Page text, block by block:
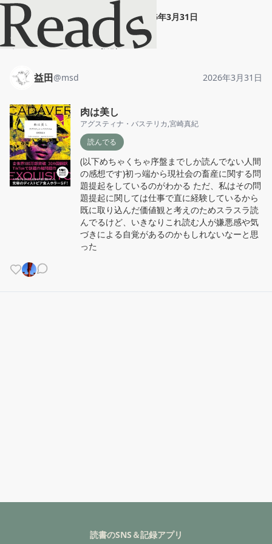
益田 肉は美し" 2026年3月31日
ホーム 益田 投稿
益田@msd 2026年3月31日
肉は美し
アグスティナ・バステリカ,宮崎真紀
読んでる
(以下めちゃくちゃ序盤までしか読んでない人間
の感想です)初っ端から現社会の畜産に関する問
題提起をしているのがわかる ただ、私はその問
題提起に関しては仕事で直に経験しているから
既に取り込んだ価値観と考えのためスラスラ読
んでるけど、いきなりこれ読む人が嫌悪感や気
づきによる自覚があるのかもしれないなーと思
った
読書のSNS＆記録アプリ